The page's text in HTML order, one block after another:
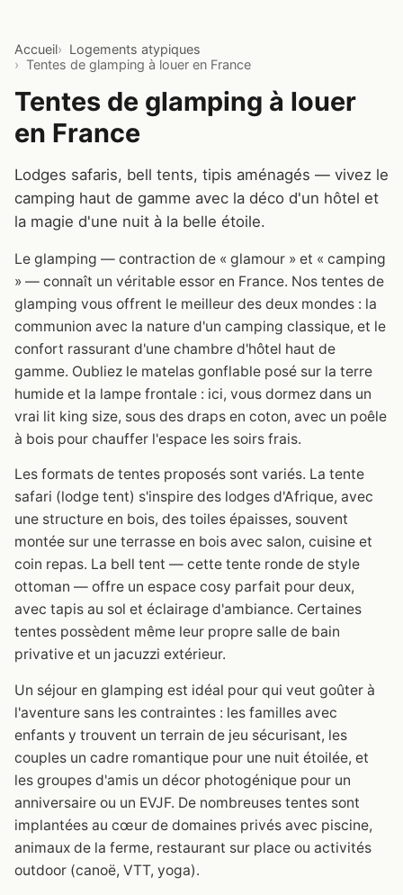
Accueil
Logements atypiques
Tentes de glamping à louer en France
Tentes de glamping à louer
en France
Lodges safaris, bell tents, tipis aménagés — vivez le
camping haut de gamme avec la déco d'un hôtel et
la magie d'une nuit à la belle étoile.
Le glamping — contraction de « glamour » et « camping
» — connaît un véritable essor en France. Nos tentes de
glamping vous offrent le meilleur des deux mondes : la
communion avec la nature d'un camping classique, et le
confort rassurant d'une chambre d'hôtel haut de
gamme. Oubliez le matelas gonflable posé sur la terre
humide et la lampe frontale : ici, vous dormez dans un
vrai lit king size, sous des draps en coton, avec un poêle
à bois pour chauffer l'espace les soirs frais.
Les formats de tentes proposés sont variés. La tente
safari (lodge tent) s'inspire des lodges d'Afrique, avec
une structure en bois, des toiles épaisses, souvent
montée sur une terrasse en bois avec salon, cuisine et
coin repas. La bell tent — cette tente ronde de style
ottoman — offre un espace cosy parfait pour deux,
avec tapis au sol et éclairage d'ambiance. Certaines
tentes possèdent même leur propre salle de bain
privative et un jacuzzi extérieur.
Un séjour en glamping est idéal pour qui veut goûter à
l'aventure sans les contraintes : les familles avec
enfants y trouvent un terrain de jeu sécurisant, les
couples un cadre romantique pour une nuit étoilée, et
les groupes d'amis un décor photogénique pour un
anniversaire ou un EVJF. De nombreuses tentes sont
implantées au cœur de domaines privés avec piscine,
animaux de la ferme, restaurant sur place ou activités
outdoor (canoë, VTT, yoga).